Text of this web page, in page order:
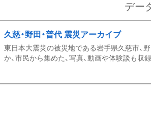
デー
久慈・野田・普代 震災アーカイブ
東日本大震災の被災地である岩手県久慈市、
か、市民から集めた、写真、動画や体験談も収録